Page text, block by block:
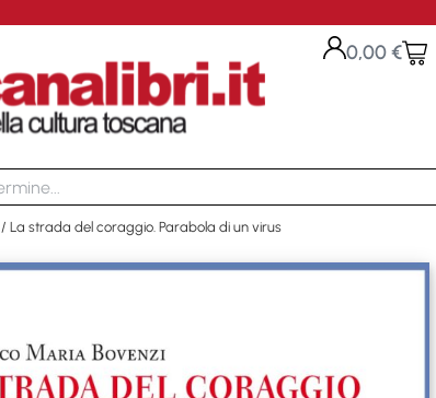
0,00€
/ La strada del coraggio. Parabola di un virus